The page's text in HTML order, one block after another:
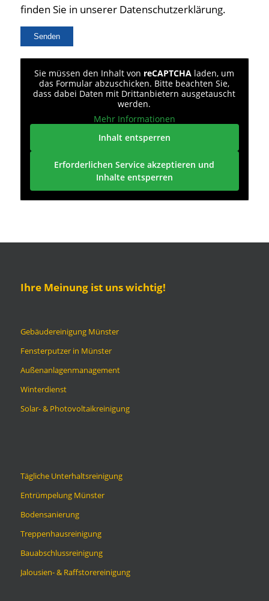
finden Sie in unserer Datenschutzerklärung.
Sie müssen den Inhalt von reCAPTCHA laden, um
das Formular abzuschicken. Bitte beachten Sie,
dass dabei Daten mit Drittanbietern ausgetauscht
werden.
Mehr Informationen
Inhalt entsperren
Erforderlichen Service akzeptieren und
Inhalte entsperren
Ihre Meinung ist uns wichtig!
Gebäudereinigung Münster
Fensterputzer in Münster
Außenanlagenmanagement
Winterdienst
Solar- & Photovoltaikreinigung
Tägliche Unterhaltsreinigung
Entrümpelung Münster
Bodensanierung
Treppenhausreinigung
Bauabschlussreinigung
Jalousien- & Raffstorereinigung